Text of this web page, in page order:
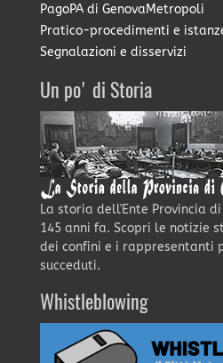
PagoPA di GenovaMetropoli
Pratico-procedimenti e
Segnalazioni e disservizi
Un po' di Storia
La storia dell'Ente Provincia
145 anni fa. Scopri le notizie
dei confini e i rappresentanti
succeduti.
Whistleblowing